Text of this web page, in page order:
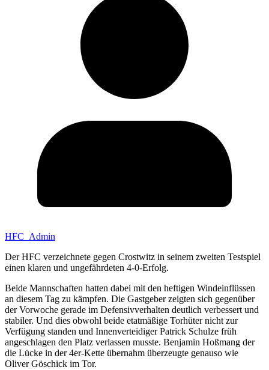
HFC_Admin
Der HFC verzeichnete gegen Crostwitz in seinem zweiten Testspiel
einen klaren und ungefährdeten 4-0-Erfolg.
Beide Mannschaften hatten dabei mit den heftigen Windeinflüssen
an diesem Tag zu kämpfen. Die Gastgeber zeigten sich gegenüber
der Vorwoche gerade im Defensivverhalten deutlich verbessert und
stabiler. Und dies obwohl beide etatmäßige Torhüter nicht zur
Verfügung standen und Innenverteidiger Patrick Schulze früh
angeschlagen den Platz verlassen musste. Benjamin Hoßmang der
die Lücke in der 4er-Kette übernahm überzeugte genauso wie
Oliver Göschick im Tor.